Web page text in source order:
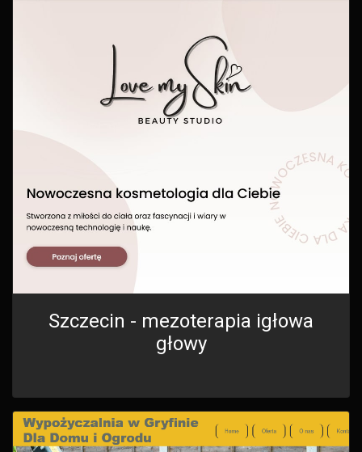
Szczecin - mezoterapia igłowa
głowy